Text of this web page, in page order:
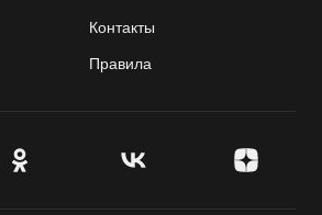
Контакты
Правила